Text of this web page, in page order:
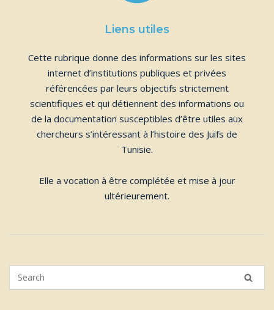
Liens utiles
Cette rubrique donne des informations sur les sites
internet d’institutions publiques et privées
référencées par leurs objectifs strictement
scientifiques et qui détiennent des informations ou
de la documentation susceptibles d’être utiles aux
chercheurs s’intéressant à l’histoire des Juifs de
Tunisie.
Elle a vocation à être complétée et mise à jour
ultérieurement.